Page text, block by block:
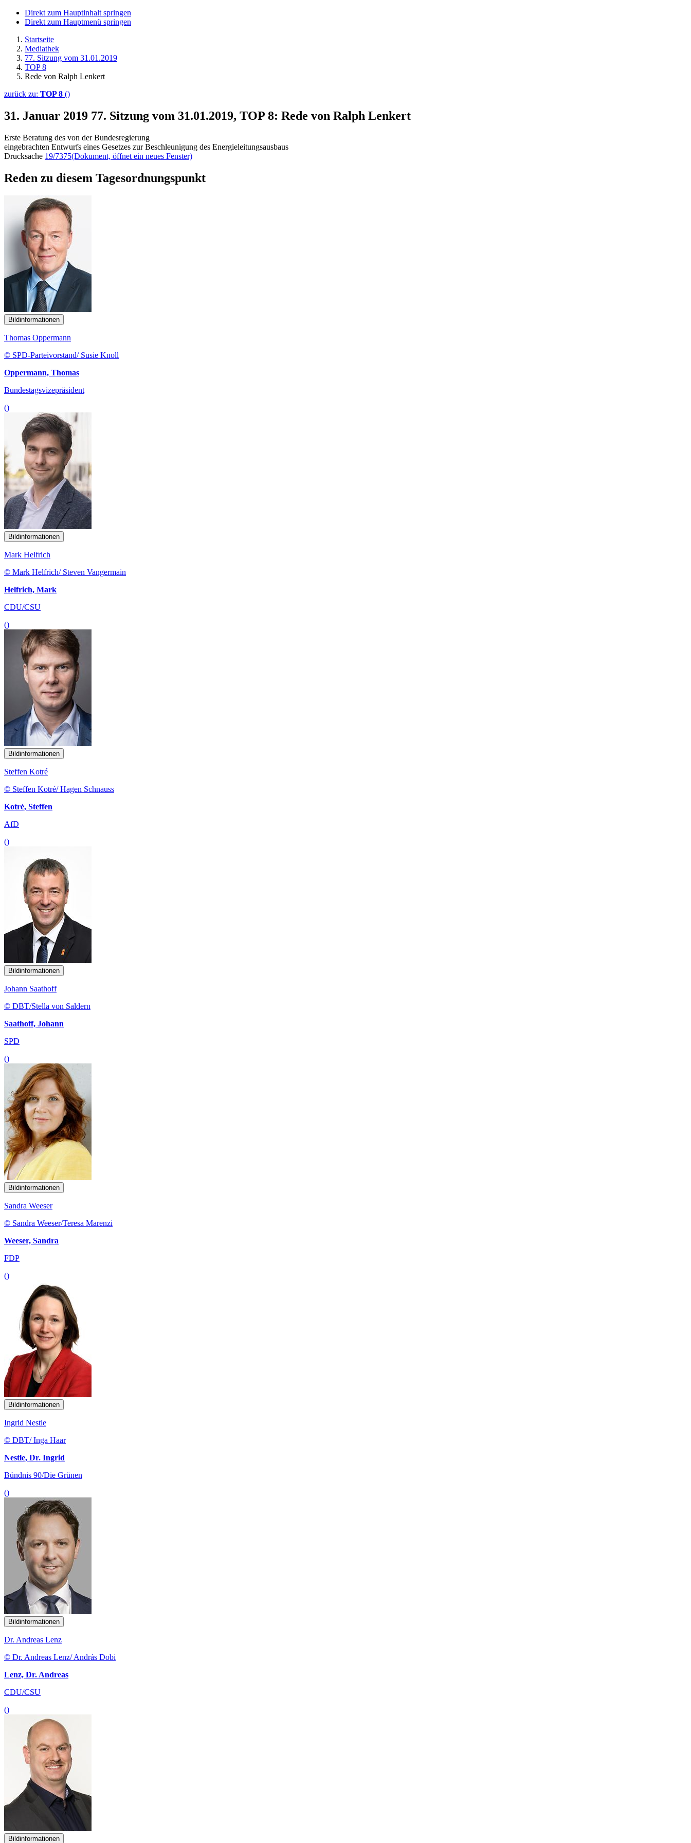
Direkt zum Hauptinhalt springen
Direkt zum Hauptmenü springen
Startseite
Mediathek
77. Sitzung vom 31.01.2019
TOP 8
Rede von Ralph Lenkert
zurück zu: TOP 8 ()
31. Januar 2019 77. Sitzung vom 31.01.2019, TOP 8: Rede von Ralph Lenkert
Erste Beratung des von der Bundesregierung
eingebrachten Entwurfs eines Gesetzes zur Beschleunigung des Energieleitungsausbaus
Drucksache 19/7375(Dokument, öffnet ein neues Fenster)
Reden zu diesem Tagesordnungspunkt
Bildinformationen
Thomas Oppermann
© SPD-Parteivorstand/ Susie Knoll
Oppermann, Thomas
Bundestagsvizepräsident
()
Bildinformationen
Mark Helfrich
© Mark Helfrich/ Steven Vangermain
Helfrich, Mark
CDU/CSU
()
Bildinformationen
Steffen Kotré
© Steffen Kotré/ Hagen Schnauss
Kotré, Steffen
AfD
()
Bildinformationen
Johann Saathoff
© DBT/Stella von Saldern
Saathoff, Johann
SPD
()
Bildinformationen
Sandra Weeser
© Sandra Weeser/Teresa Marenzi
Weeser, Sandra
FDP
()
Bildinformationen
Ingrid Nestle
© DBT/ Inga Haar
Nestle, Dr. Ingrid
Bündnis 90/Die Grünen
()
Bildinformationen
Dr. Andreas Lenz
© Dr. Andreas Lenz/ András Dobi
Lenz, Dr. Andreas
CDU/CSU
()
Bildinformationen